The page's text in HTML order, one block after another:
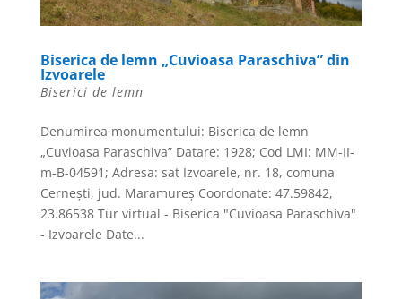
Biserica de lemn „Cuvioasa Paraschiva” din
Izvoarele
Biserici de lemn
Denumirea monumentului: Biserica de lemn
„Cuvioasa Paraschiva” Datare: 1928; Cod LMI: MM-II-
m-B-04591; Adresa: sat Izvoarele, nr. 18, comuna
Cerneşti, jud. Maramureş Coordonate: 47.59842,
23.86538 Tur virtual - Biserica "Cuvioasa Paraschiva"
- Izvoarele Date...